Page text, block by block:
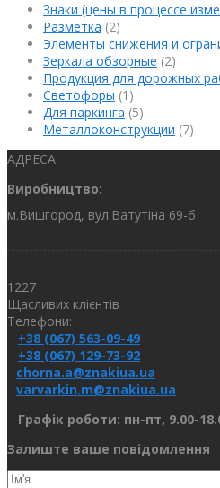
Знаки (цены в процессе
Разметка (2)
Элементы снижения и
Зеркала обзорные (2)
Продукция для дорожных
Светофоры (1)
Для паркинга (5)
Металлоконструкции (7)
АДРЕСА
Виробництво:
м.Вишгород, вул.Ватутіна 69-б
1227
Щасливих клієнтів
Телефони:
+38 (067) 563-09-49
+38 (067) 129-73-92
chorna.a@znakiua.ua
varvarkin.m@znakiua.ua
Графік роботи: пн-пт, 9.00-
Залиште ваше повідомлення